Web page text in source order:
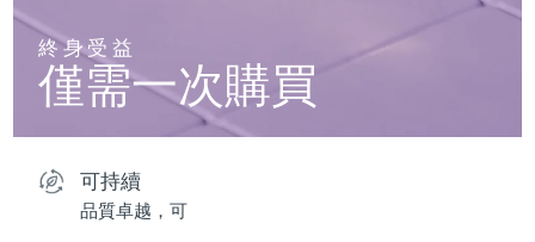
終身受益
僅需一次購買
可持續
品質卓越，可